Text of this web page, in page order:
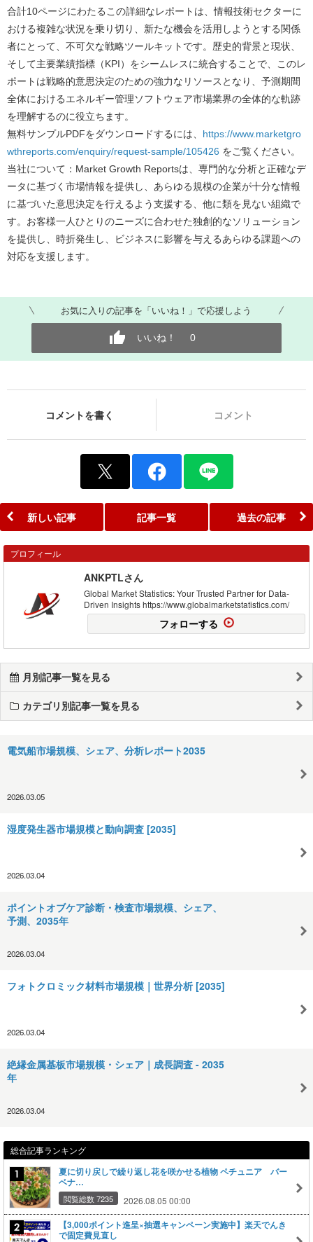
合計10ページにわたるこの詳細なレポートは、情報技術セクターに
おける複雑な状況を乗り切り、新たな機会を活用しようとする関係
者にとって、不可欠な戦略ツールキットです。歴史的背景と現状、
そして主要業績指標（KPI）をシームレスに統合することで、このレ
ポートは戦略的意思決定のための強力なリソースとなり、予測期間
全体におけるエネルギー管理ソフトウェア市場業界の全体的な軌跡
を理解するのに役立ちます。
無料サンプルPDFをダウンロードするには、 https://www.marketgro
wthreports.com/enquiry/request-sample/105426 をご覧ください。
当社について：Market Growth Reportsは、専門的な分析と正確なデ
ータに基づく市場情報を提供し、あらゆる規模の企業が十分な情報
に基づいた意思決定を行えるよう支援する、他に類を見ない組織で
す。お客様一人ひとりのニーズに合わせた独創的なソリューション
を提供し、時折発生し、ビジネスに影響を与えるあらゆる課題への
対応を支援します。
お気に入りの記事を「いいね！」で応援しよう
いいね！ 0
コメントを書く コメント
新しい記事 記事一覧 過去の記事
プロフィール
ANKPTLさん
Global Market Statistics: Your Trusted Partner for Data-
Driven Insights https://www.globalmarketstatistics.com/
フォローする
月別記事一覧を見る
カテゴリ別記事一覧を見る
電気船市場規模、シェア、分析レポート2035
2026.03.05
湿度発生器市場規模と動向調査 [2035]
2026.03.04
ポイントオブケア診断・検査市場規模、シェア、
予測、2035年
2026.03.04
フォトクロミック材料市場規模｜世界分析 [2035]
2026.03.04
絶縁金属基板市場規模・シェア｜成長調査 - 2035
年
2026.03.04
総合記事ランキング
夏に切り戻しで繰り返し花を咲かせる植物 ペチュニア バー
ベナ…
閲覧総数 7235 2026.08.05 00:00
【3,000ポイント進呈×抽選キャンペーン実施中】楽天でんき
で固定費見直し